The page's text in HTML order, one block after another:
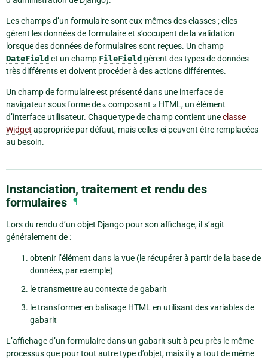
Les champs d’un formulaire sont eux-mêmes des classes ; elles
gèrent les données de formulaire et s’occupent de la validation
lorsque des données de formulaires sont reçues. Un champ
DateField et un champ FileField gèrent des types de données
très différents et doivent procéder à des actions différentes.
Un champ de formulaire est présenté dans une interface de
navigateur sous forme de « composant » HTML, un élément
d’interface utilisateur. Chaque type de champ contient uneclasse
Widget appropriée par défaut, mais celles-ci peuvent être remplacées
au besoin.
Instanciation, traitement et rendu des
formulaires ¶
Lors du rendu d’un objet Django pour son affichage, il s’agit
généralement de :
obtenir l’élément dans la vue (le récupérer à partir de la base de
données, par exemple)
le transmettre au contexte de gabarit
le transformer en balisage HTML en utilisant des variables de
gabarit
L’affichage d’un formulaire dans un gabarit suit à peu près le même
processus que pour tout autre type d’objet, mais il y a tout de même